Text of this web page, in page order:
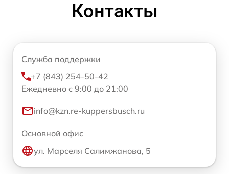
Контакты
Служба поддержки
+7 (843) 254-50-42
Ежедневно с 9:00 до 21:00
info@kzn.re-kuppersbusch.ru
Основной офис
ул. Марселя Салимжанова, 5